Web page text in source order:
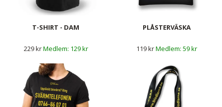
T-SHIRT - DAM
229 kr 129 kr
PLÅSTERVÄSKA
119 kr 59 kr